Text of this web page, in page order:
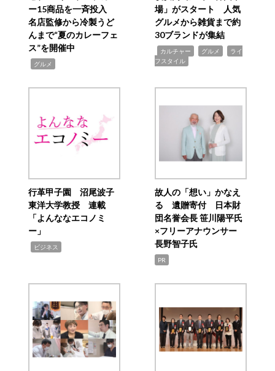
ー15商品を一斉投入
名店監修から冷製うど
んまで“夏のカレーフェ
ス”を開催中
グルメ
場」がスタート 人気
グルメから雑貨まで約
30ブランドが集結
カルチャー グルメ
ライ
フスタイル
行革甲子園 沼尾波子
東洋大学教授 連載
「よんななエコノミ
ー」
ビジネス
故人の「想い」かなえ
る 遺贈寄付 日本財
団名誉会長 笹川陽平氏
×フリーアナウンサー
長野智子氏
PR